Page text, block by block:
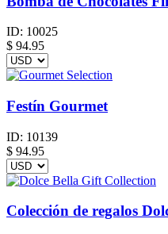
ID: 10025
$ 94.95
Festín Gourmet
ID: 10139
$ 94.95
Colección de regalos